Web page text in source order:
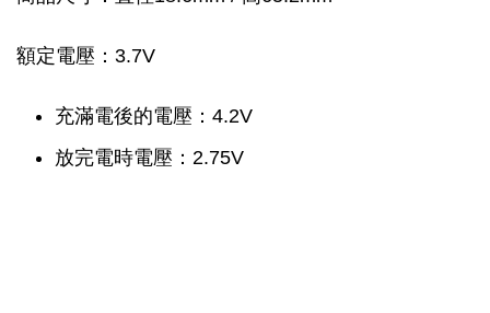
額定電壓：3.7V
充滿電後的電壓：4.2V
放完電時電壓：2.75V